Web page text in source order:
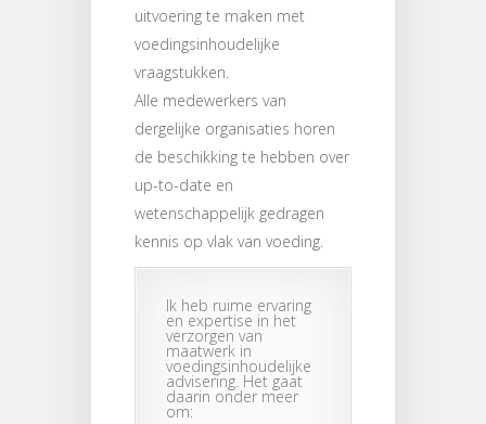
uitvoering te maken met
voedingsinhoudelijke
vraagstukken.
Alle medewerkers van
dergelijke organisaties horen
de beschikking te hebben over
up-to-date en
wetenschappelijk gedragen
kennis op vlak van voeding.
Ik heb ruime ervaring
en expertise in het
verzorgen van
maatwerk in
voedingsinhoudelijke
advisering. Het gaat
daarin onder meer
om: